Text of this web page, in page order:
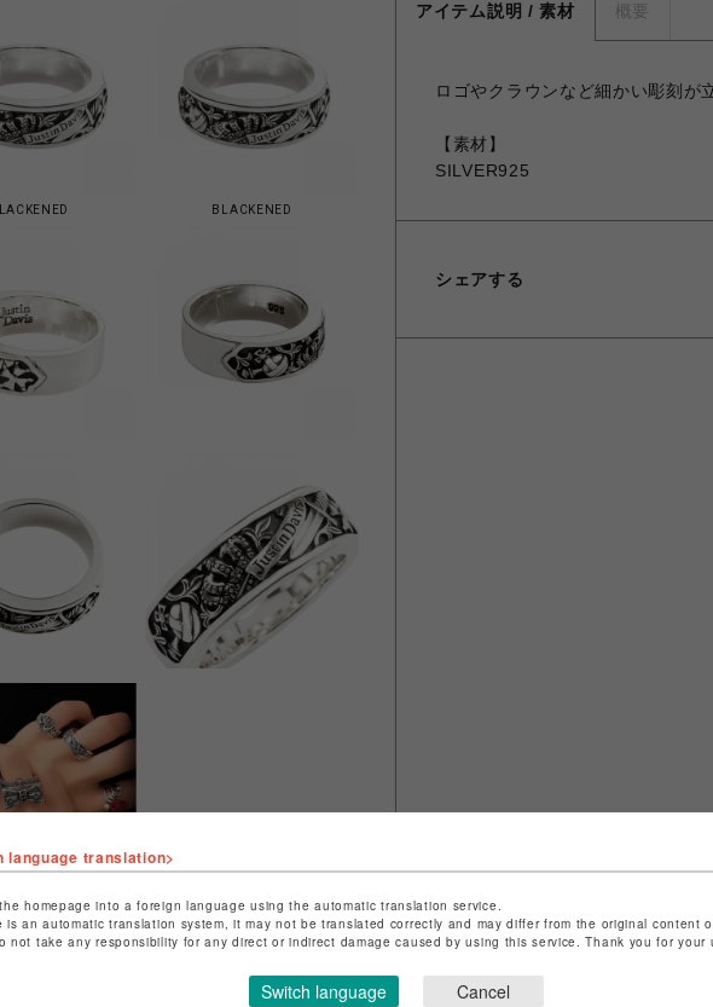
BLACKENED
アイテム説明 / 素材 概要
ロゴやクラウンなど細かい彫刻が
【素材】
SILVER925
シェアする
language translation>
homepage into a foreign language using the automatic translation service.
is an automatic translation system, it may not be translated correctly and may differ from the original content
not take any responsibility for any direct or indirect damage caused by using this service. Thank you for your
Switch language Cancel